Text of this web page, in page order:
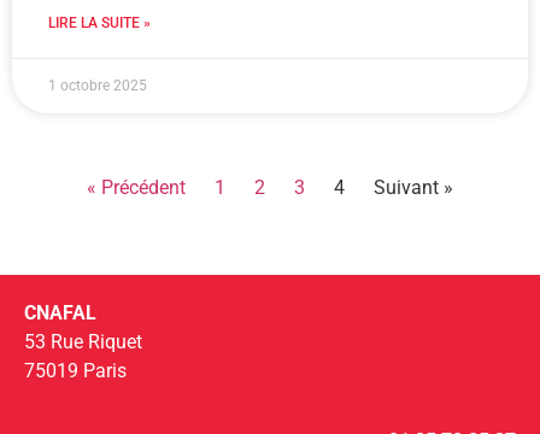
LIRE LA SUITE »
1 octobre 2025
« Précédent 1 2 3 4 Suivant »
CNAFAL
53 Rue Riquet
75019 Paris